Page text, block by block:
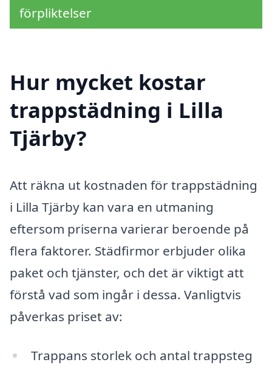
förpliktelser
Hur mycket kostar
trappstädning i Lilla
Tjärby?
Att räkna ut kostnaden för trappstädning
i Lilla Tjärby kan vara en utmaning
eftersom priserna varierar beroende på
flera faktorer. Städfirmor erbjuder olika
paket och tjänster, och det är viktigt att
förstå vad som ingår i dessa. Vanligtvis
påverkas priset av:
Trappans storlek och antal trappsteg